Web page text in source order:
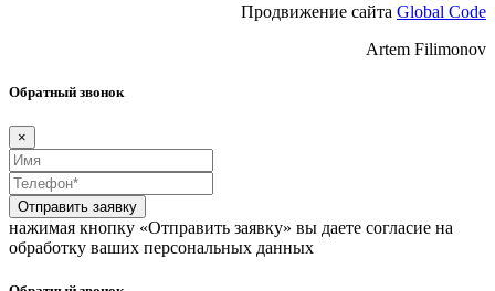
Продвижение сайта Global Code
Artem Filimonov
Обратный звонок
×
Отправить заявку
нажимая кнопку «Отправить заявку» вы даете согласие на
обработку ваших персональных данных